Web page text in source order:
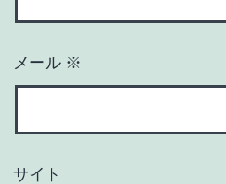
メール ※
サイト